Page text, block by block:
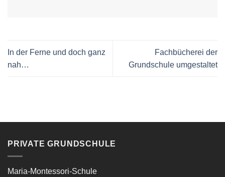
In der Ferne und doch ganz
nah…
Fachbücherei der
Grundschule umgestaltet
PRIVATE GRUNDSCHULE
Maria-Montessori-Schule